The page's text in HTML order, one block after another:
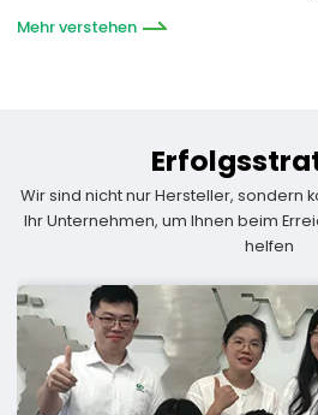
Mehr verstehen
Wir sind nicht nur Hersteller, sondern
Ihr Unternehmen, um Ihnen beim
helfen